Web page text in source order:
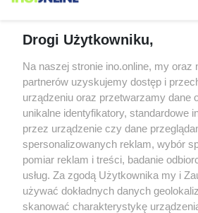
Drogi Użytkowniku,
Na naszej stronie ino.online, my oraz
partnerów uzyskujemy dostęp i
urządzeniu oraz przetwarzamy dane
unikalne identyfikatory, standardowe
przez urządzenie czy dane
spersonalizowanych reklam, wybór
pomiar reklam i treści, badanie
usług. Za zgodą Użytkownika my i
używać dokładnych danych
skanować charakterystykę